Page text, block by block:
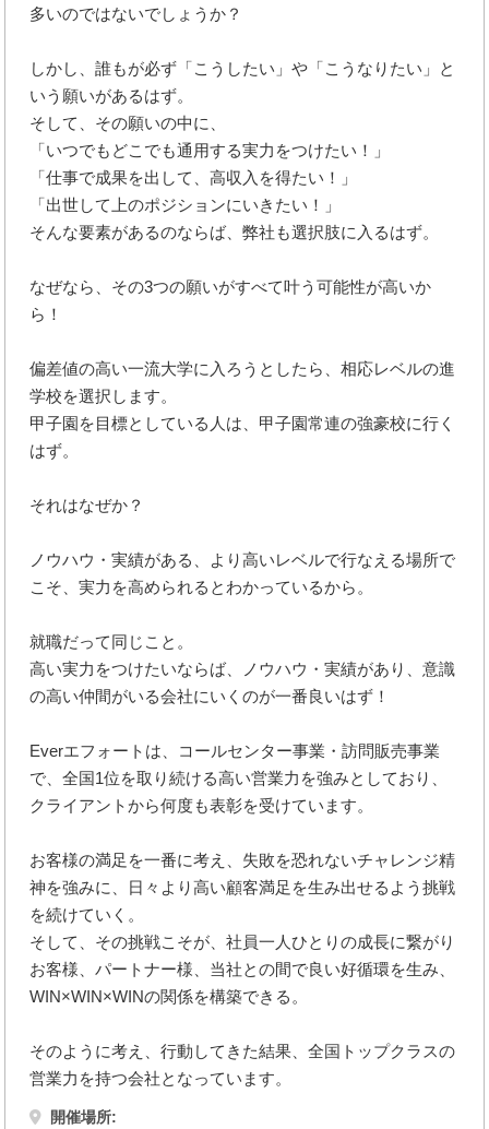
多いのではないでしょうか？
しかし、誰もが必ず「こうしたい」や「こうなりたい」と
いう願いがあるはず。
そして、その願いの中に、
「いつでもどこでも通用する実力をつけたい！」
「仕事で成果を出して、高収入を得たい！」
「出世して上のポジションにいきたい！」
そんな要素があるのならば、弊社も選択肢に入るはず。
なぜなら、その3つの願いがすべて叶う可能性が高いか
ら！
偏差値の高い一流大学に入ろうとしたら、相応レベルの進
学校を選択します。
甲子園を目標としている人は、甲子園常連の強豪校に行く
はず。
それはなぜか？
ノウハウ・実績がある、より高いレベルで行なえる場所で
こそ、実力を高められるとわかっているから。
就職だって同じこと。
高い実力をつけたいならば、ノウハウ・実績があり、意識
の高い仲間がいる会社にいくのが一番良いはず！
Everエフォートは、コールセンター事業・訪問販売事業
で、全国1位を取り続ける高い営業力を強みとしており、
クライアントから何度も表彰を受けています。
お客様の満足を一番に考え、失敗を恐れないチャレンジ精
神を強みに、日々より高い顧客満足を生み出せるよう挑戦
を続けていく。
そして、その挑戦こそが、社員一人ひとりの成長に繋がり
お客様、パートナー様、当社との間で良い好循環を生み、
WIN×WIN×WINの関係を構築できる。
そのように考え、行動してきた結果、全国トップクラスの
営業力を持つ会社となっています。
開催場所: